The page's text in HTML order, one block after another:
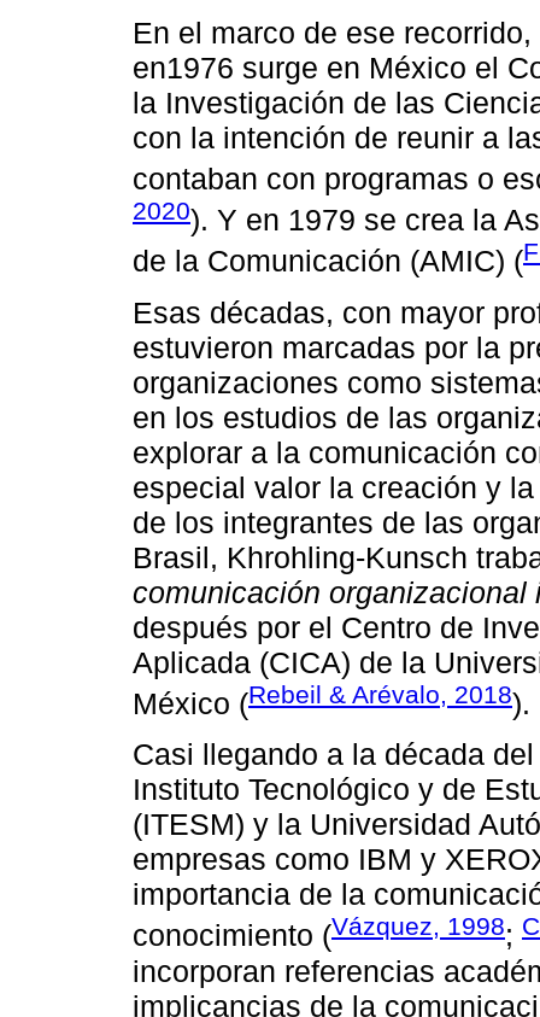
En el marco de ese
en1976 surge en México el
la Investigación de las
con la intención de reunir a
contaban con programas o
2020). Y en 1979 se crea la
de la Comunicación (AMIC) (
Esas décadas, con mayor
estuvieron marcadas por la
organizaciones como
en los estudios de las
explorar a la comunicación
especial valor la creación y
de los integrantes de las
Brasil, Khrohling-Kunsch
comunicación organizacional
después por el Centro de
Aplicada (CICA) de la
México (Rebeil & Arévalo, 2018).
Casi llegando a la década
Instituto Tecnológico y de
(ITESM) y la Universidad
empresas como IBM y
importancia de la
conocimiento (Vázquez, 1998;
incorporan referencias
implicancias de la